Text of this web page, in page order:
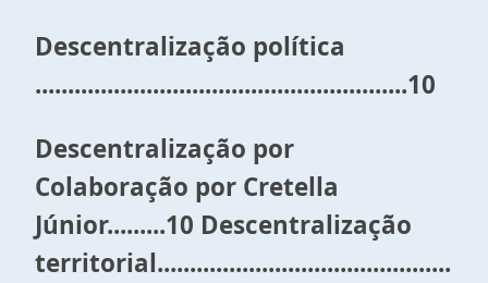
Descentralização política
.........................................................10
Descentralização por
Colaboração por Cretella
Júnior.........10 Descentralização
territorial.............................................